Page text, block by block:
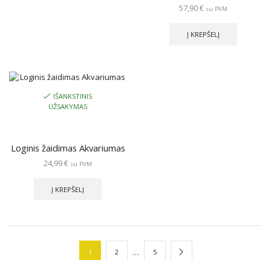
57,90€ su PVM
Į KREPŠELĮ
IŠANKSTINIS
UŽSAKYMAS
Loginis žaidimas Akvariumas
24,99€ su PVM
Į KREPŠELĮ
1 2 … 5